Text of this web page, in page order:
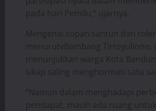
pada hari Pemilu,” ujarnya.
Mengenai sopan santun dan
menurutvBambang Tirtoyuliono,
menunjukkan warga Kota
sikap saling menghormati satu
“Namun dalam menghadapi
pendapat, masih ada ruang untuk